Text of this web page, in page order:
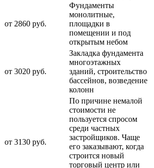
от 2860 руб.
Фундаменты
монолитные,
площадки в
помещении и под
открытым небом
от 3020 руб.
Закладка фундамента
многоэтажных
зданий, строительство
бассейнов, возведение
колонн
от 3130 руб.
По причине немалой
стоимости не
пользуется спросом
среди частных
застройщиков. Чаще
его заказывают, когда
строится новый
торговый центр или